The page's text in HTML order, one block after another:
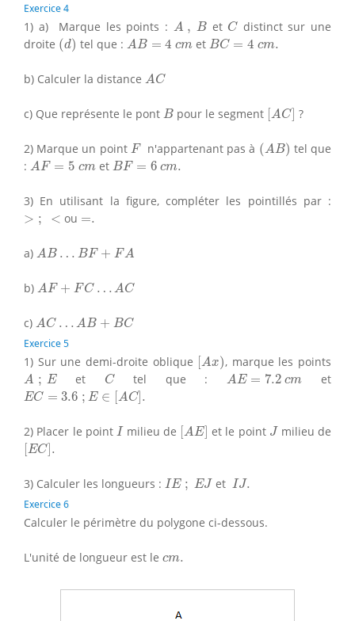
Exercice 4
1) a) Marque les points : A , B
A et C
C distinct sur une
droite (d)
(d) tel que : AB = 4 cm
A B= cm et BC = 4 cm.
BC= cm.
b) Calculer la distance AC
AC
c) Que représente le pont B
B pour le segment [AC]
[ AC] ?
2) Marque un point F
Fn'appartenant pas à (AB)
(AB)
tel que
: AF = 5 cm
A F= c m et BF = 6 cm.
BF= m.
3) En utilisant la figure, compléter les pointillés par :
> ; <
>; < ou =.
=.
a) AB … BF + FA
A B… +FA
b) AF + FC … AC
A F+ F C…A
c) AC … AB + BC
AC… B+ B C
Exercice 5
1) Sur une demi-droite oblique [Ax)
[ A x) , marque les points
A ; E
A E et C
Ctel que :AE = 7.2 cm
A E= 7.2cm et
EC = 3.6 ; E ∈ [AC].
EC= 3.6 E ∈ [AC ].
2) Placer le pointIImilieu de [AE]
[ A E] et le point J
J milieu de
[EC].
[EC].
3) Calculer les longueurs : IE ; EJ
IE; E et IJ.
IJ.
Exercice 6
Calculer le périmètre du polygone ci-dessous.
L'unité de longueur est le cm.
cm